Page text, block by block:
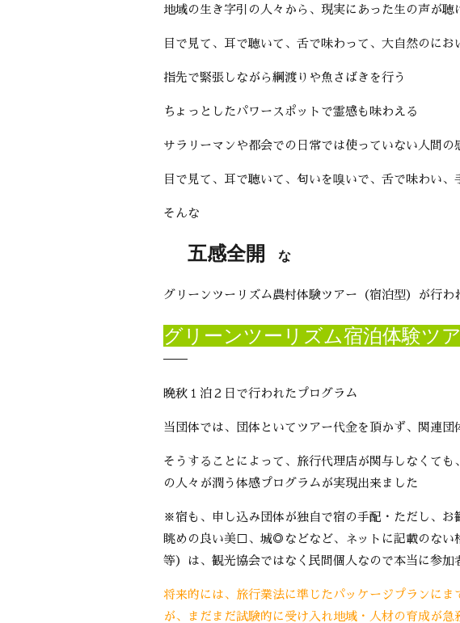
地域の生き字引の人々から、現実にあった生の声が聴
目で見て、耳で聴いて、舌で味わって、大自然のにお
指先で緊張しながら綱渡りや魚さばきを行う
ちょっとしたパワースポットで霊感も味わえる
サラリーマンや都会での日常では使っていない人間の
目で見て、耳で聴いて、匂いを嗅いで、舌で味わい、
そんな
五感全開 な
グリーンツーリズム農村体験ツアー（宿泊型）が行わ
グリーンツーリズム宿泊体験ツ
晩秋１泊２日で行われたプログラム
当団体では、団体といてツアー代金を頂かず、関連
そうすることによって、旅行代理店が関与しなくて
の人々が潤う体感プログラムが実現出来ました
※宿も、申し込み団体が独自で宿の手配・ただし、
眺めの良い美□、城◎などなど、ネットに記載のない
等）は、観光協会ではなく民間個人なので本当に参
将来的には、旅行業法に準じたパッケージプランに
が、まだまだ試験的に受け入れ地域・人材の育成が急